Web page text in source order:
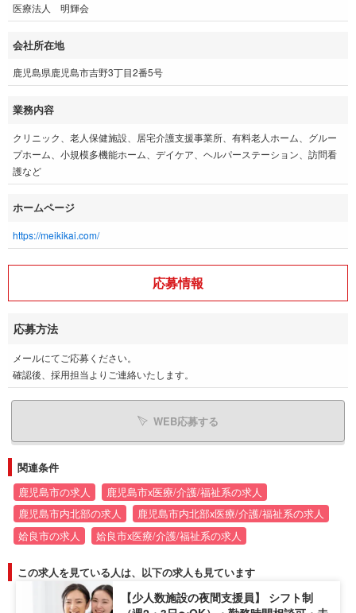
医療法人 明輝会
会社所在地
鹿児島県鹿児島市吉野3丁目2番5号
業務内容
クリニック、老人保健施設、居宅介護支援事業所、有料老人ホーム、グルー
プホーム、小規模多機能ホーム、デイケア、ヘルパーステーション、訪問看
護など
ホームページ
https://meikikai.com/
応募情報
応募方法
メールにてご応募ください。
確認後、採用担当よりご連絡いたします。
WEB応募する
関連条件
鹿児島市の求人
鹿児島市x医療/介護/福祉系の求人
鹿児島市内北部の求人
鹿児島市内北部x医療/介護/福祉系の求人
姶良市の求人
姶良市x医療/介護/福祉系の求人
この求人を見ている人は、以下の求人も見ています
【少人数施設の夜間支援員】 シフト制